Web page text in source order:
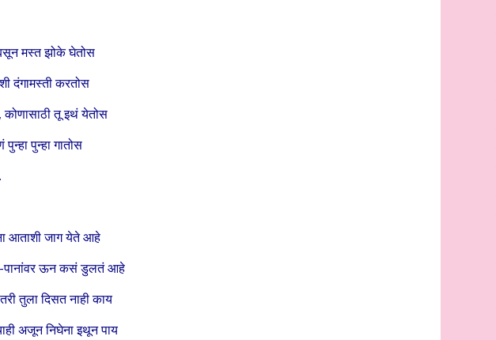
मस्त झोके घेतोस
दंगामस्ती करतोस
तू इथं येतोस
पुन्हा गातोस
आताशी जाग येते आहे
पानांवर ऊन कसं डुलतं आहे
तुला दिसत नाही काय
अजून निघेना इथून पाय